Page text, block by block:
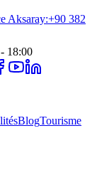
Aksaray:+90 382
18:00
BlogTourisme